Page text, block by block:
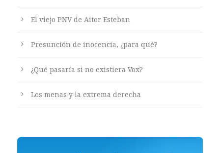
El viejo PNV de Aitor Esteban
Presunción de inocencia, ¿para qué?
¿Qué pasaría si no existiera Vox?
Los menas y la extrema derecha